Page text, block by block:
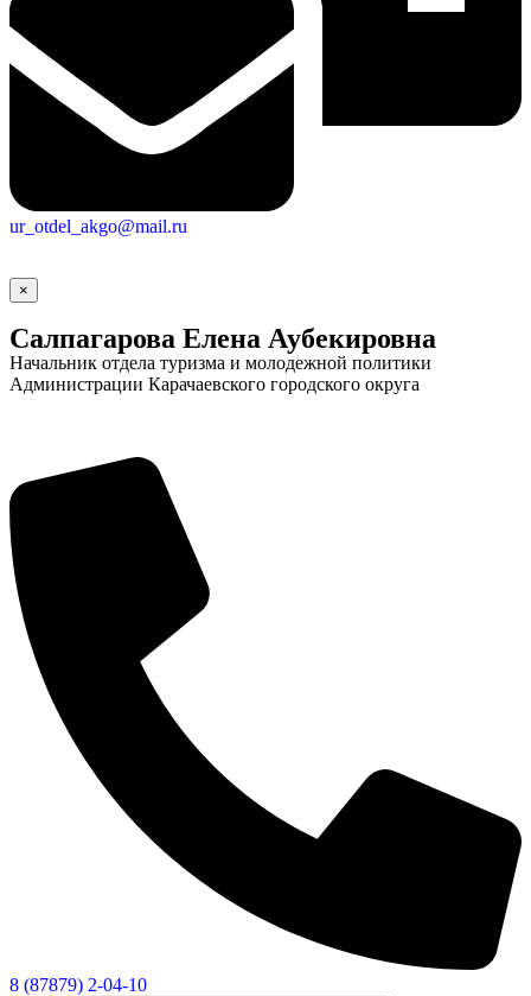
ur_otdel_akgo@mail.ru
×
Салпагарова Елена Аубекировна
Начальник отдела туризма и молодежной политики
Администрации Карачаевского городского округа
8 (87879) 2-04-10